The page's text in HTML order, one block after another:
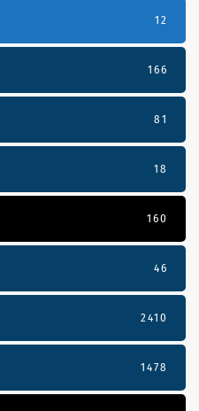
12
166
81
18
160
46
2410
1478